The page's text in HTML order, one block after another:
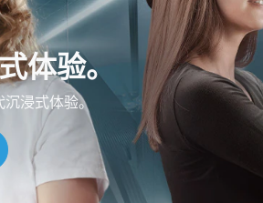
体验。
浸式体验。